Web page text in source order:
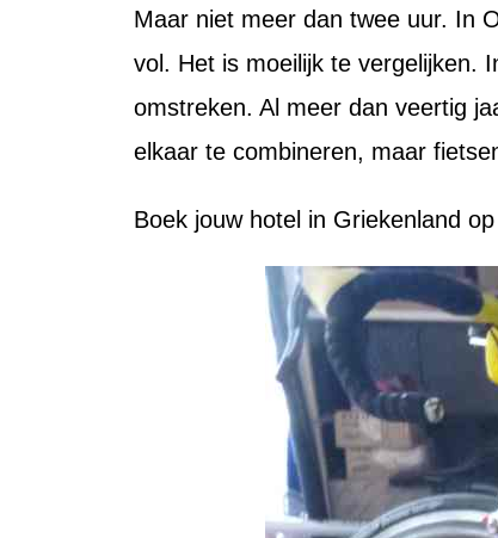
Maar niet meer dan twee uur. In
vol. Het is moeilijk te vergelijken.
omstreken. Al meer dan veertig
elkaar te combineren, maar
Boek jouw hotel in Griekenland op